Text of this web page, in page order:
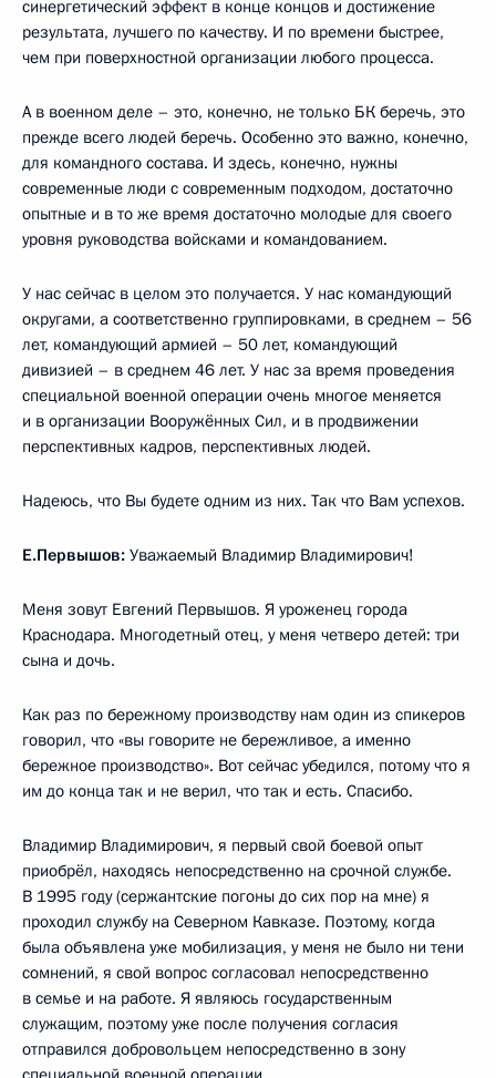
синергетический эффект в конце концов и достижение
результата, лучшего по качеству. И по времени быстрее,
чем при поверхностной организации любого процесса.
А в военном деле – это, конечно, не только БК беречь, это
прежде всего людей беречь. Особенно это важно, конечно,
для командного состава. И здесь, конечно, нужны
современные люди с современным подходом, достаточно
опытные и в то же время достаточно молодые для своего
уровня руководства войсками и командованием.
У нас сейчас в целом это получается. У нас командующий
округами, а соответственно группировками, в среднем – 56
лет, командующий армией – 50 лет, командующий
дивизией – в среднем 46 лет. У нас за время проведения
специальной военной операции очень многое меняется
и в организации Вооружённых Сил, и в продвижении
перспективных кадров, перспективных людей.
Надеюсь, что Вы будете одним из них. Так что Вам успехов.
Е.Первышов: Уважаемый Владимир Владимирович!
Меня зовут Евгений Первышов. Я уроженец города
Краснодара. Многодетный отец, у меня четверо детей: три
сына и дочь.
Как раз по бережному производству нам один из спикеров
говорил, что «вы говорите не бережливое, а именно
бережное производство». Вот сейчас убедился, потому что я
им до конца так и не верил, что так и есть. Спасибо.
Владимир Владимирович, я первый свой боевой опыт
приобрёл, находясь непосредственно на срочной службе.
В 1995 году (сержантские погоны до сих пор на мне) я
проходил службу на Северном Кавказе. Поэтому, когда
была объявлена уже мобилизация, у меня не было ни тени
сомнений, я свой вопрос согласовал непосредственно
в семье и на работе. Я являюсь государственным
служащим, поэтому уже после получения согласия
отправился добровольцем непосредственно в зону